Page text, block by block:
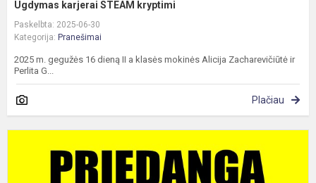
Ugdymas karjerai STEAM kryptimi
Paskelbta: 2025-06-30
Kategorija: Pranešimai
2025 m. gegužės 16 dieną II a klasės mokinės Alicija Zacharevičiūtė ir
Perlita G...
Plačiau